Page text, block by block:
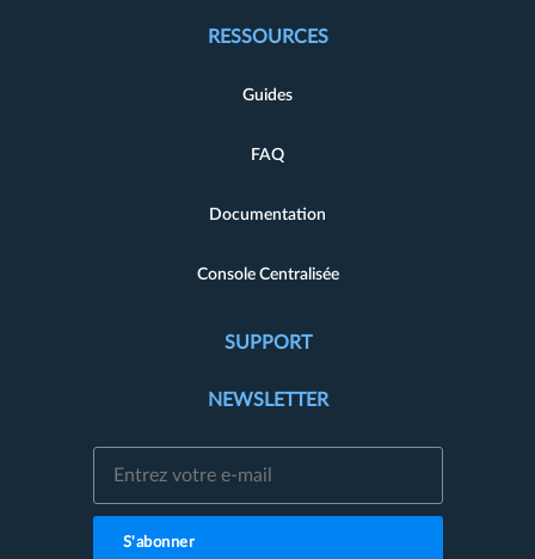
RESSOURCES
Guides
FAQ
Documentation
Console Centralisée
SUPPORT
NEWSLETTER
S'abonner